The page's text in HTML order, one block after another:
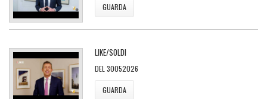
GUARDA
LIKE/SOLDI
DEL 30052026
GUARDA